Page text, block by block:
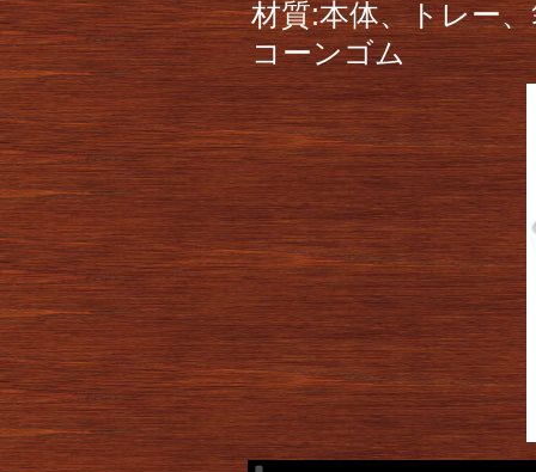
材質:本体、トレー
コーンゴム